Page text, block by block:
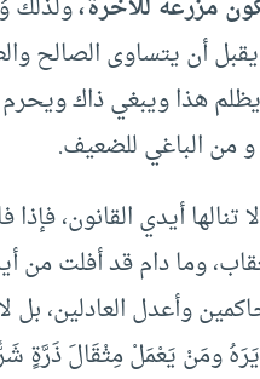
أن يتساوى الصالح
هذا ويبغي ذاك
من الباغي للضعيف.
أيدي القانون،
وما دام قد أفلت
وأعدل العادلين،
ومَنْ يَعْمَلْ مِثْقَالَ ذَرَّةٍ